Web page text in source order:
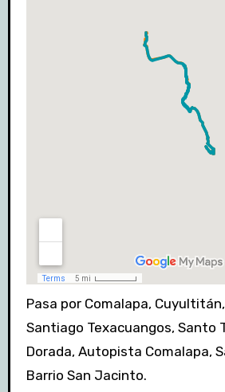
Pasa por Comalapa,
Santiago Texacuangos, Santo
Dorada, Autopista Comalapa,
Barrio San Jacinto.